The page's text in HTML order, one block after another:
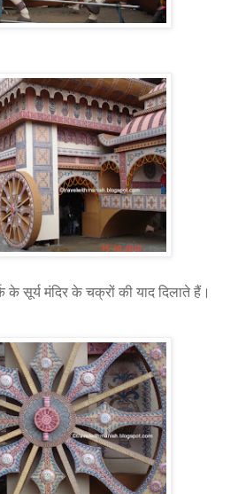
सूर्य मंदिर के चक्रों की याद दिलाते हैं।